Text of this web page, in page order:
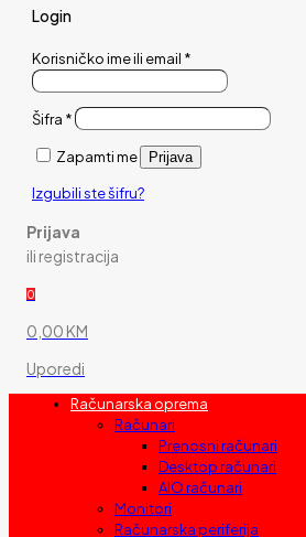
Login
Korisničko ime ili email *
Šifra *
Zapamti me Prijava
Izgubili ste šifru?
Prijava
ili registracija
0
0,00 KM
Uporedi
Računarska oprema
Računari
Prenosni računari
Desktop računari
AIO računari
Monitori
Računarska periferija